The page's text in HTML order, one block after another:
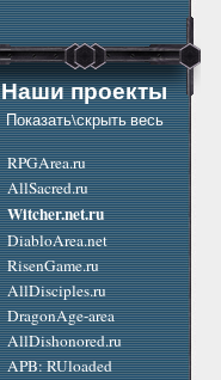
Наши проекты
Показать\скрыть весь
RPGArea.ru
AllSacred.ru
Witcher.net.ru
DiabloArea.net
RisenGame.ru
AllDisciples.ru
DragonAge-area
AllDishonored.ru
APB: RUloaded